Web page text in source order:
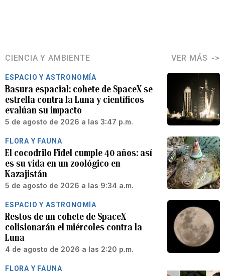
CIENCIA Y AMBIENTE VER MÁS
ESPACIO Y ASTRONOMÍA
Basura espacial: cohete de SpaceX se
estrella contra la Luna y científicos
evalúan su impacto
5 de agosto de 2026 a las 3:47 p.m.
FLORA Y FAUNA
El cocodrilo Fidel cumple 40 años: así
es su vida en un zoológico en
Kazajistán
5 de agosto de 2026 a las 9:34 a.m.
ESPACIO Y ASTRONOMÍA
Restos de un cohete de SpaceX
colisionarán el miércoles contra la
Luna
4 de agosto de 2026 a las 2:20 p.m.
FLORA Y FAUNA